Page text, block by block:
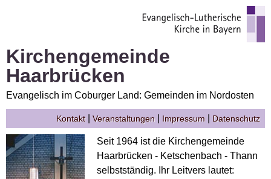
Kirchengemeinde
Haarbrücken
Evangelisch im Coburger Land: Gemeinden im Nordosten
Kontakt| Veranstaltungen Impressum Datenschutz
Seit 1964 ist die Kirchengemeinde
Haarbrücken - Ketschenbach - Thann
selbstständig. Ihr Leitvers lautet: